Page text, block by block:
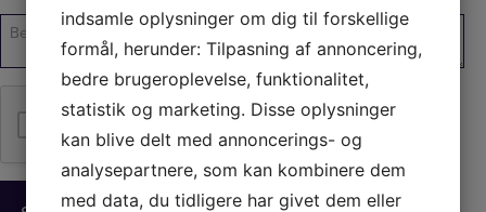
Unavngivet
Jeg er ikke en robot
indsamle oplysninger om dig til forskellige
formål, herunder: Tilpasning af annoncering,
bedre brugeroplevelse, funktionalitet,
statistik og marketing. Disse oplysninger
kan blive delt med annoncerings- og
analysepartnere, som kan kombinere dem
med data, du tidligere har givet dem eller